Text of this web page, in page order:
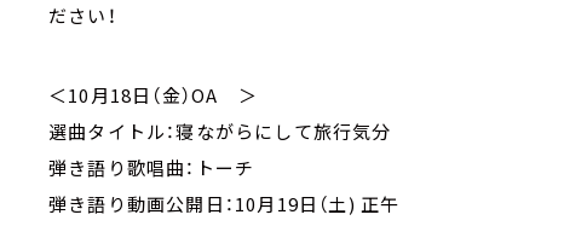
ださい！
＜10月18日（金）OA ＞
選曲タイトル：寝ながらにして旅行気分
弾き語り歌唱曲：トーチ
弾き語り動画公開日：10月19日（土) 正午